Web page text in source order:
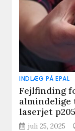
INDLÆG PÅ EPAL
Fejlfinding
almindelige
laserjet
juli 25, 2025